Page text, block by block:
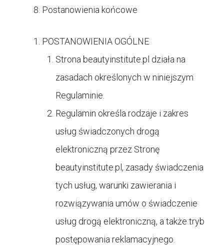
Postanowienia końcowe
POSTANOWIENIA OGÓLNE
Strona beautyinstitute.pl działa na
zasadach określonych w niniejszym
Regulaminie.
Regulamin określa rodzaje i zakres
usług świadczonych drogą
elektroniczną przez Stronę
beautyinstitute.pl, zasady świadczenia
tych usług, warunki zawierania i
rozwiązywania umów o świadczenie
usług drogą elektroniczną, a także tryb
postępowania reklamacyjnego.